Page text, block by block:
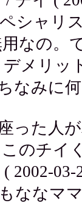
シャリ
なの。
デメリ
なみに
った人
のチイ
( 2002-03-
ななマ